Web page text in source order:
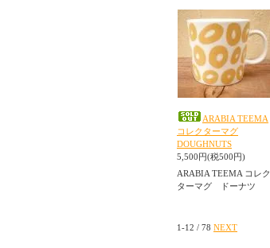
ARABIA TEEMA
コレクターマグ
DOUGHNUTS
5,500円(税500円)
ARABIA TEEMA コレク
ターマグ ドーナツ
1-12 / 78 NEXT